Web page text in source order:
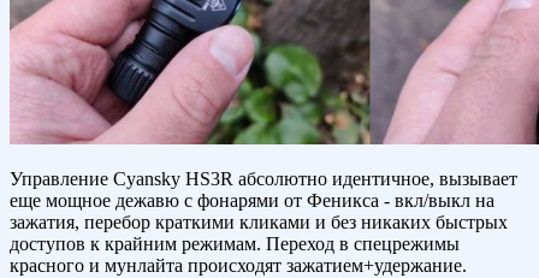
Управление Cyansky HS3R абсолютно идентичное, вызывает
еще мощное дежавю с фонарями от Феникса - вкл/выкл на
зажатия, перебор краткими кликами и без никаких быстрых
доступов к крайним режимам. Переход в спецрежимы
красного и мунлайта происходят зажатием+удержание.